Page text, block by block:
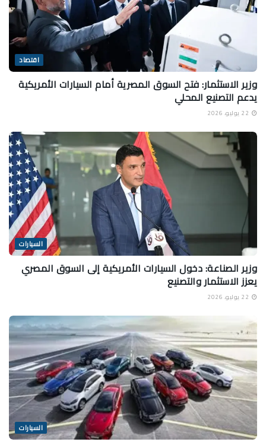
اقتصاد
وزير الاستثمار: فتح السوق المصرية أمام السيارات الأمريكية
يدعم التصنيع المحلي
السيارات
وزير الصناعة: دخول السيارات الأمريكية إلى السوق المصري
يعزز الاستثمار والتصنيع
السيارات